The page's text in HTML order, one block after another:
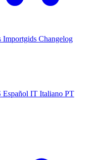
Importgids Changelog
Español IT Italiano PT